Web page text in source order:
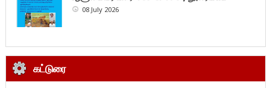
08 July 2026
கட்டுரை